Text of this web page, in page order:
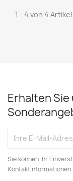
1 - 4 von 4
Erhalten
Sie können Ihr
Kontaktinformationen